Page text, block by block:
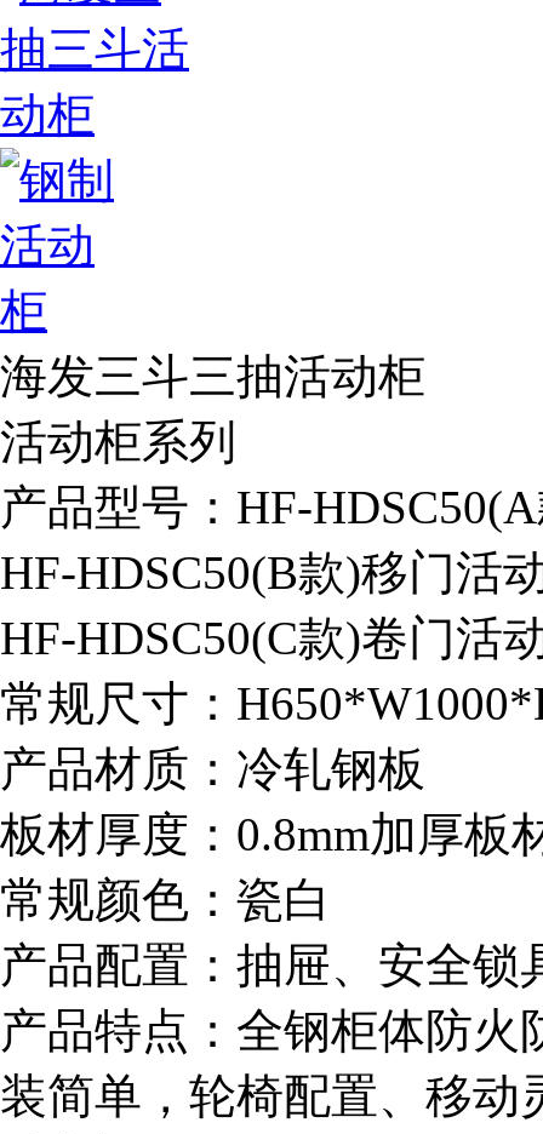
海发三斗三抽活动柜
活动柜系列
产品型号：HF-
HF-HDSC50(B款)移门活
HF-HDSC50(C款)卷门活
常规尺寸：
产品材质：冷轧钢板
板材厚度：0.8mm加厚板
常规颜色：瓷白
产品配置：抽屉、安全锁
产品特点：全钢柜体防
装简单，轮椅配置、移动